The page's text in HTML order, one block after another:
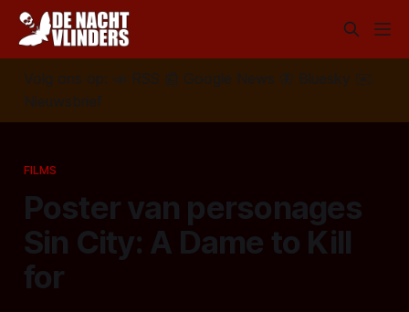
Volg ons op: 📣 RSS 📰 Google News 🦋 Bluesky
✉️
Nieuwsbrief
FILMS
Poster van personages
Sin City: A Dame to Kill
for